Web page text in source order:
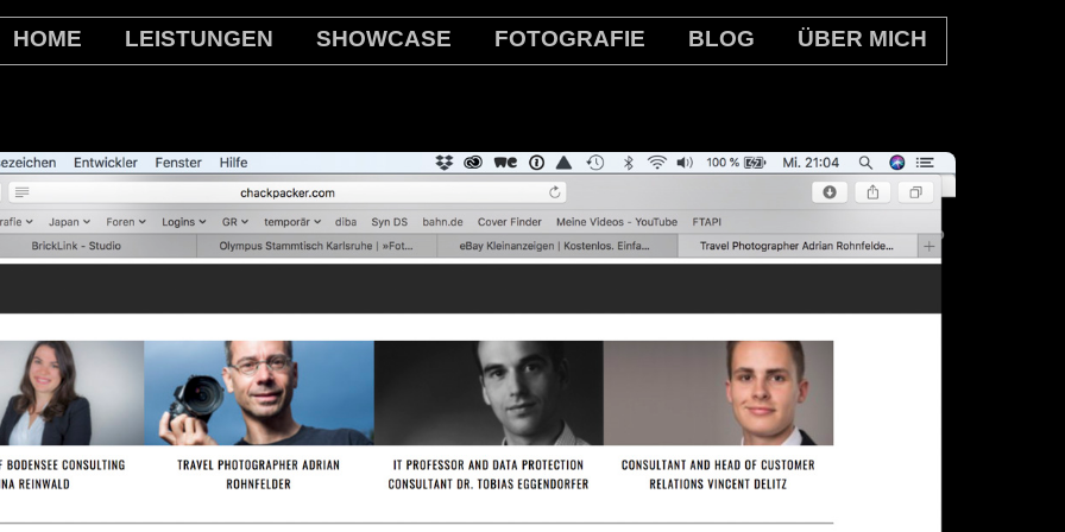
HOME LEISTUNGEN SHOWCASE FOTOGRAFIE BLOG ÜBER MICH